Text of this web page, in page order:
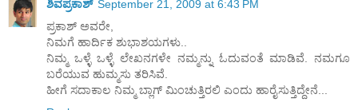
ಶಿವಪ್ರಕಾಶ್ September 21, 2009 at 6:43 PM
ಪ್ರಕಾಶ್ ಅವರೇ,
ನಿಮಗೆ ಹಾರ್ದಿಕ ಶುಭಾಶಯಗಳು..
ನಿಮ್ಮ ಒಳ್ಳೆ ಒಳ್ಳೆ ಲೇಖನಗಳೇ ನಮ್ಮನ್ನು ಓದುವಂತೆ ಮಾಡಿವೆ. ನಮಗೂ
ಬರೆಯುವ ಹುಮ್ಮಸು ತರಿಸಿವೆ.
ಹೀಗೆ ಸದಾಕಾಲ ನಿಮ್ಮ ಬ್ಲಾಗ್ ಮಿಂಚುತ್ತಿರಲಿ ಎಂದು ಹಾರೈಸುತ್ತಿದ್ದೇನೆ...